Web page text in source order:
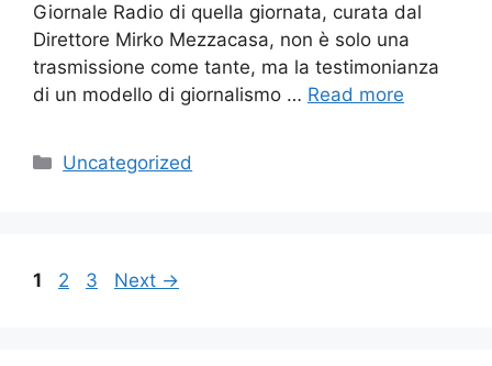
Giornale Radio di quella giornata, curata dal
Direttore Mirko Mezzacasa, non è solo una
trasmissione come tante, ma la testimonianza
di un modello di giornalismo … Read more
Categories
Uncategorized
Page
1 Page
2 Page
3 Next →